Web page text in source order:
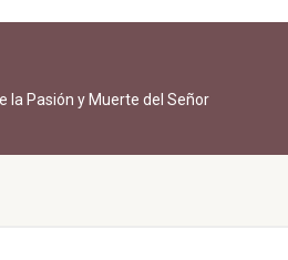
la Pasión y Muerte del Señor